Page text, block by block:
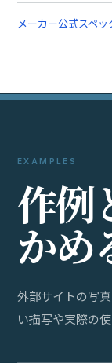
メーカー公式スペ
EXAMPLES
作例
かめ
外部サイトの写
い描写や実際の